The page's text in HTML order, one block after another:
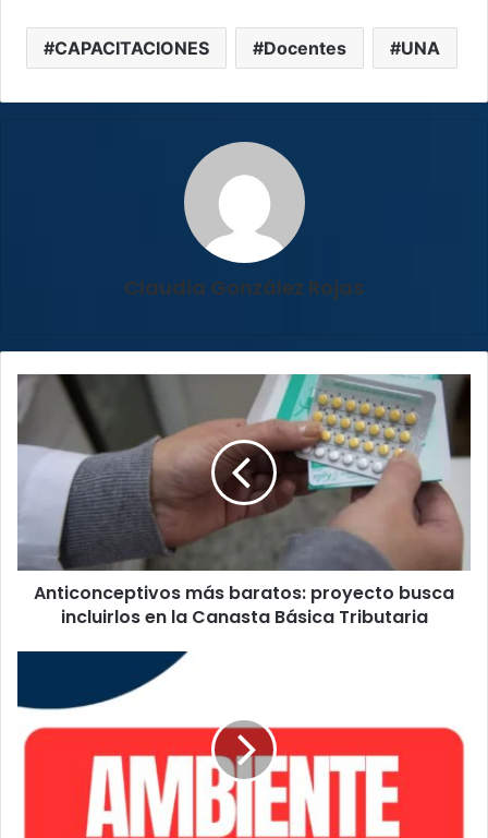
CAPACITACIONES Docentes UNA
Claudia González Rojas
Anticonceptivos
más
proyecto
incluirlos
la
Canasta
Básica
Tributaria
Anticonceptivos más baratos: proyecto busca
incluirlos en la Canasta Básica Tributaria
sobre
las